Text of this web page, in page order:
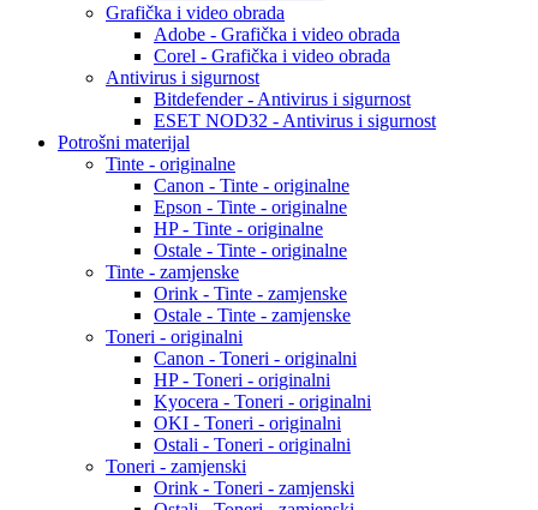
Grafička i video obrada
Adobe - Grafička i video obrada
Corel - Grafička i video obrada
Antivirus i sigurnost
Bitdefender - Antivirus i sigurnost
ESET NOD32 - Antivirus i sigurnost
Potrošni materijal
Tinte - originalne
Canon - Tinte - originalne
Epson - Tinte - originalne
HP - Tinte - originalne
Ostale - Tinte - originalne
Tinte - zamjenske
Orink - Tinte - zamjenske
Ostale - Tinte - zamjenske
Toneri - originalni
Canon - Toneri - originalni
HP - Toneri - originalni
Kyocera - Toneri - originalni
OKI - Toneri - originalni
Ostali - Toneri - originalni
Toneri - zamjenski
Orink - Toneri - zamjenski